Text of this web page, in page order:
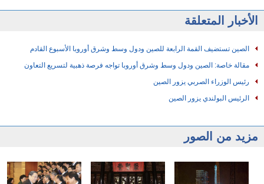
الأخبار المتعلقة
الصين تستضيف القمة الرابعة للصين ودول وسط وشرق أوروبا الأسبوع القادم
مقالة خاصة: الصين ودول وسط وشرق أوروبا تواجه فرصة ذهبية لتسريع التعاون
رئيس الوزراء الصربي يزور الصين
الرئيس البولندي يزور الصين
مزيد من الصور